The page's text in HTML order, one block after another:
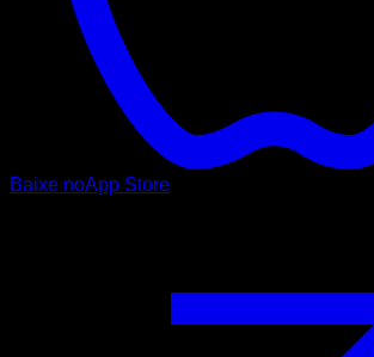
Baixe noApp Store